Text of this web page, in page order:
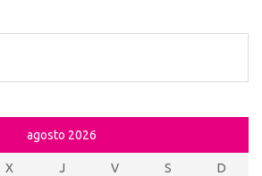
agosto 2026
X J V S D